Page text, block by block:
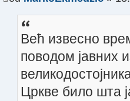
Већ извесно
поводом јавних
Цркве било шта